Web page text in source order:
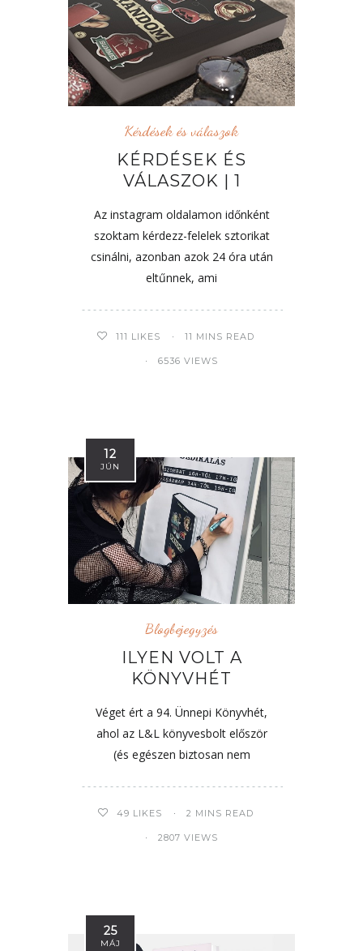
Kérdések és válaszok
KÉRDÉSEK ÉS
VÁLASZOK | 1
Az instagram oldalamon időnként
szoktam kérdezz-felelek sztorikat
csinálni, azonban azok 24 óra után
eltűnnek, ami
111 LIKES 11 MINS READ
6536 VIEWS
12
JÚN
Blogbejegyzés
ILYEN VOLT A
KÖNYVHÉT
Véget ért a 94. Ünnepi Könyvhét,
ahol az L&L könyvesbolt először
(és egészen biztosan nem
49 LIKES 2 MINS READ
2807 VIEWS
25
MÁJ